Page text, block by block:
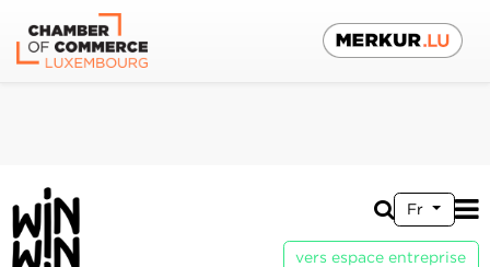
Fr
vers espace entreprise